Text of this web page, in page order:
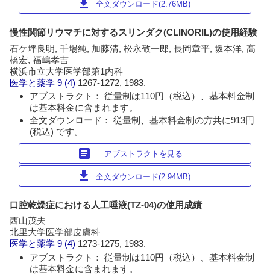
download 全文ダウンロード(2.76MB)
慢性関節リウマチに対するスリンダク(CLINORIL)の使用経験
石ケ坪良明, 千場純, 加藤清, 松永敬一郎, 長岡章平, 坂本洋, 高
橋宏, 福嶋孝吉
横浜市立大学医学部第1内科
医学と薬学 9 (4) 1267-1272, 1983.
アブストラクト： 従量制は110円（税込）、基本料金制
は基本料金に含まれます。
全文ダウンロード： 従量制、基本料金制の方共に913円
(税込) です。
article アブストラクトを見る
download 全文ダウンロード(2.94MB)
口腔乾燥症における人工唾液(TZ-04)の使用成績
西山茂夫
北里大学医学部皮膚科
医学と薬学 9 (4) 1273-1275, 1983.
アブストラクト： 従量制は110円（税込）、基本料金制
は基本料金に含まれます。